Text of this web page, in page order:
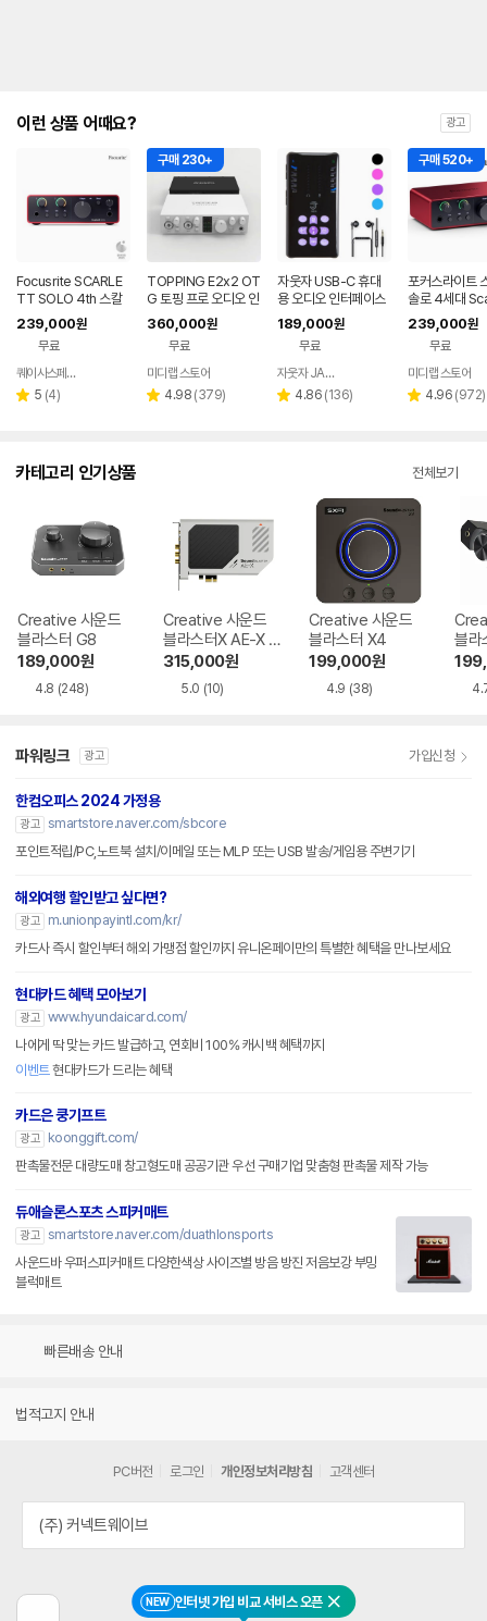
NEW 인터넷 가입 비교 서비스 오픈 닫기
이런 상품 어때요? 광고
Focusrite SCARLE
TT SOLO 4th 스칼
렛 솔로 4세대 오디오
인터페이스
239,000원
무료
퀘이사스페이스
별 5 리
(4)
구매 230+
TOPPING E2x2 OT
G 토핑 프로 오디오 인
터페이스 오인페 홈레
코딩 정품
360,000원
무료
미디랩 스토어
별 4.98 리
(379)
자웃자 USB-C 휴대
용 오디오 인터페이스
189,000원
무료
페이
자웃자 JAUTJA
별 4.86 리
(136)
구매 520+
포커스라이트
솔로 4세대
Solo 오디오인
스 홈레코딩 오
239,000원
무료
미디랩 스토어
별 4.96 리
(972)
카테고리 인기상품 전체보기
Creative 사운드
블라스터 G8
189,000원
4.8 (248)
Creative 사운드
블라스터X AE-X P
CI-e
315,000원
5.0 (10)
Creative 사운드
블라스터 X4
199,000원
4.9 (38)
블라
파워링크 광고 가입신청
한컴오피스 2024 가정용
광고 smartstore.naver.com/sbcore
포인트적립/PC,노트북 설치/이메일 또는 MLP 또는 USB 발송/게임용 주변기기
해외여행 할인받고 싶다면?
광고
m.unionpayintl.com/kr/
카드사 즉시 할인부터 해외 가맹점 할인까지 유니온페이만의 특별한 혜택을 만나보세요
현대카드 혜택 모아보기
광고 www.hyundaicard.com/
나에게 딱 맞는 카드 발급하고, 연회비 100% 캐시백 혜택까지
이벤트현대카드가 드리는 혜택
카드은 쿵기프트
광고
koonggift.com/
판촉물전문 대량도매 창고형도매 공공기관 우선 구매기업 맞춤형 판촉물 제작 가능
듀애슬론스포츠 스피커매트
광고 smartstore.naver.com/duathlonsports
사운드바 우퍼스피커매트 다양한색상 사이즈별 방음 방진 저음보강 부밍
블럭매트
빠른배송 안내
법적고지 안내
PC버전 로그인 개인정보처리방침 고객센터
(주) 커넥트웨이브